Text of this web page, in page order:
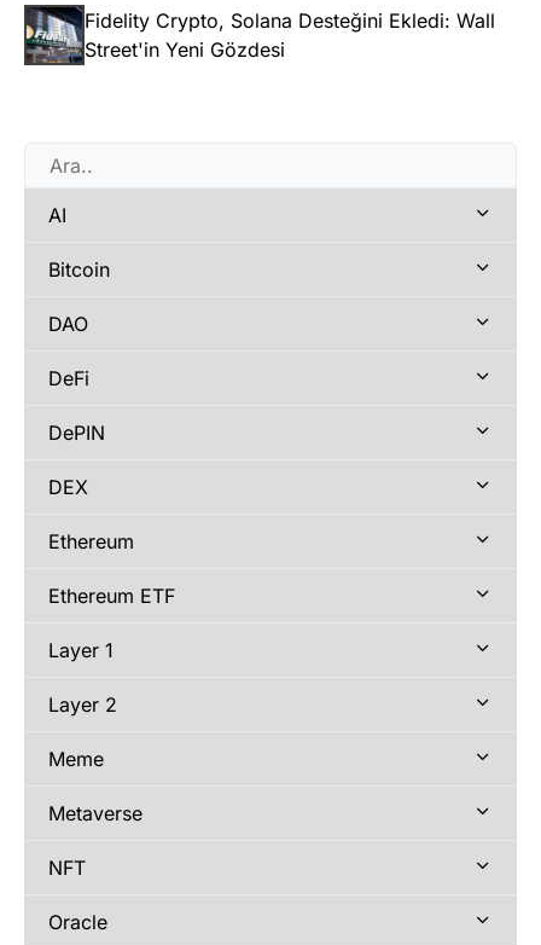
Fidelity Crypto, Solana Desteğini Ekledi: Wall
Street'in Yeni Gözdesi
AI
Bitcoin
DAO
DeFi
DePIN
DEX
Ethereum
Ethereum ETF
Layer 1
Layer 2
Meme
Metaverse
NFT
Oracle